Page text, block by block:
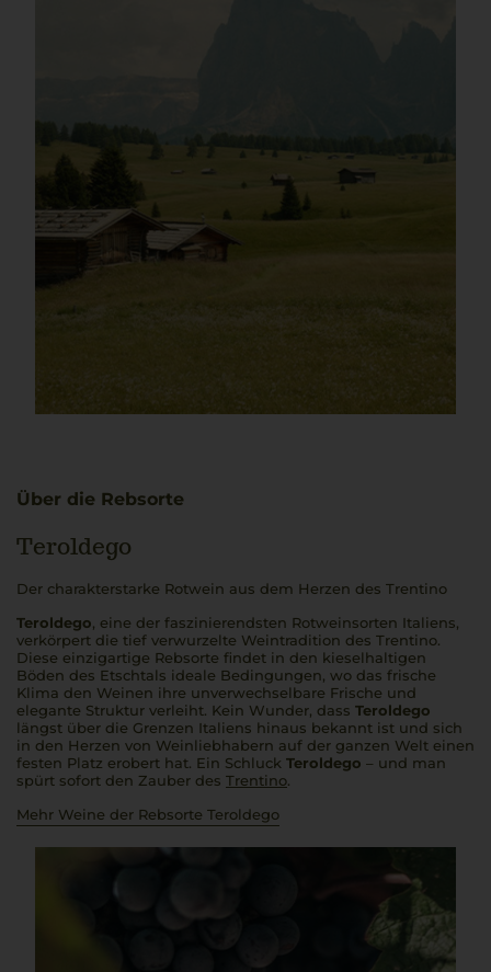
Über die Rebsorte
Teroldego
Der charakterstarke Rotwein aus dem Herzen des Trentino
Teroldego, eine der faszinierendsten Rotweinsorten Italiens,
verkörpert die tief verwurzelte Weintradition des Trentino.
Diese einzigartige Rebsorte findet in den kieselhaltigen
Böden des Etschtals ideale Bedingungen, wo das frische
Klima den Weinen ihre unverwechselbare Frische und
elegante Struktur verleiht. Kein Wunder, dass Teroldego
längst über die Grenzen Italiens hinaus bekannt ist und sich
in den Herzen von Weinliebhabern auf der ganzen Welt einen
festen Platz erobert hat. Ein Schluck Teroldego – und man
spürt sofort den Zauber des Trentino.
Mehr Weine der Rebsorte Teroldego